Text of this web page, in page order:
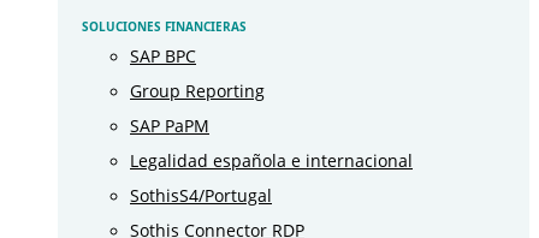
SOLUCIONES FINANCIERAS
SAP BPC
Group Reporting
SAP PaPM
Legalidad española e internacional
SothisS4/Portugal
Sothis Connector RDP